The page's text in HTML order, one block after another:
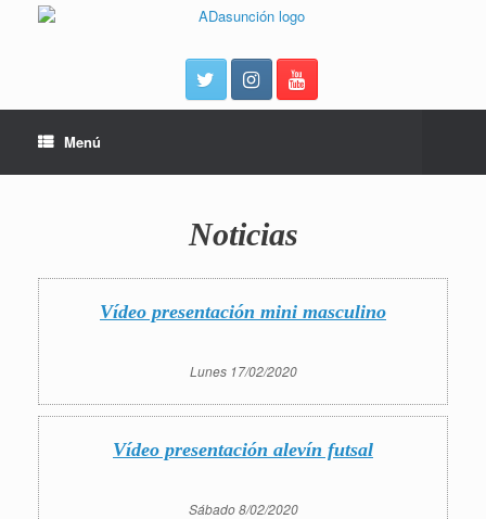
Menú
Noticias
Vídeo presentación mini masculino
Lunes 17/02/2020
Vídeo presentación alevín futsal
Sábado 8/02/2020